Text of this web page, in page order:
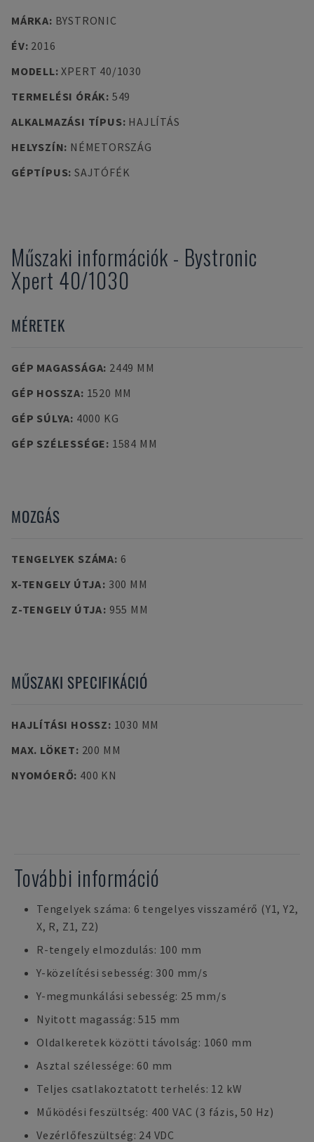
MÁRKA: BYSTRONIC
ÉV: 2016
MODELL:XPERT 40/1030
TERMELÉSI ÓRÁK: 549
ALKALMAZÁSI TÍPUS: HAJLÍTÁS
HELYSZÍN: NÉMETORSZÁG
GÉPTÍPUS: SAJTÓFÉK
Műszaki információk - Bystronic
Xpert 40/1030
MÉRETEK
GÉP MAGASSÁGA: 2449 MM
GÉP HOSSZA: 1520 MM
GÉP SÚLYA: 4000 KG
GÉP SZÉLESSÉGE: 1584 MM
MOZGÁS
TENGELYEK SZÁMA: 6
X-TENGELY ÚTJA: 300 MM
Z-TENGELY ÚTJA: 955 MM
MŰSZAKI SPECIFIKÁCIÓ
HAJLÍTÁSI HOSSZ: 1030 MM
MAX. LÖKET: 200 MM
NYOMÓERŐ: 400 KN
További információ
Tengelyek száma: 6 tengelyes visszamérő (Y1, Y2,
X, R, Z1, Z2)
R-tengely elmozdulás: 100 mm
Y-közelítési sebesség: 300 mm/s
Y-megmunkálási sebesség: 25 mm/s
Nyitott magasság: 515 mm
Oldalkeretek közötti távolság: 1060 mm
Asztal szélessége: 60 mm
Teljes csatlakoztatott terhelés: 12 kW
Működési feszültség: 400 VAC (3 fázis, 50 Hz)
Vezérlőfeszültség: 24 VDC